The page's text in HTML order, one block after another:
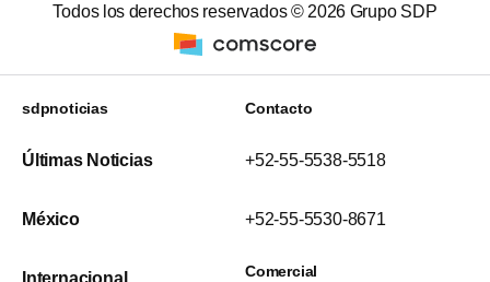
Todos los derechos reservados © 2026 Grupo SDP
sdpnoticias
Últimas Noticias
México
Contacto
+52-55-5538-5518
+52-55-5530-8671
Comercial